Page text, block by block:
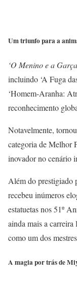
Um triunfo para a
‘O Menino e a Garça
incluindo ‘A Fuga
‘Homem-Aranha:
reconhecimento
Notavelmente,
categoria de Melhor
inovador no cenário
Além do prestigiado
recebeu inúmeros
estatuetas nos 51º
ainda mais a
como um dos
A magia por trás de